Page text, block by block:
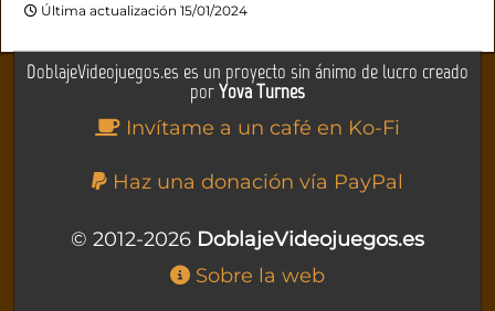
Última actualización 15/01/2024
DoblajeVideojuegos.es es un proyecto sin ánimo de lucro creado
porYova Turnes
Invítame a un café en Ko-Fi
Haz una donación vía PayPal
© 2012-2026 DoblajeVideojuegos.es
Sobre la web